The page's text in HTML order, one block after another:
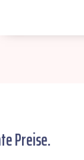
Preise.